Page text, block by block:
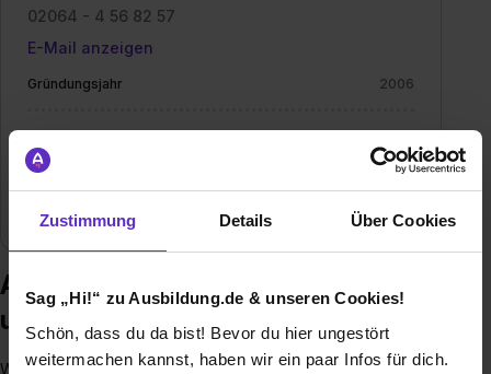
Zustimmung Details Über Cookies
Sag „Hi!“ zu Ausbildung.de & unseren Cookies!
Schön, dass du da bist! Bevor du hier ungestört
weitermachen kannst, haben wir ein paar Infos für dich.
02064 - 4 56 82 57
E-Mail anzeigen
Gründungsjahr 2006
BrancheBaugewerbe / Architektur, Elektro/Elektronik,
Ausbildung bei Herzberg Elektro-
und Datentechnik
Was haben ein Wohnquartier in Moers mit 128